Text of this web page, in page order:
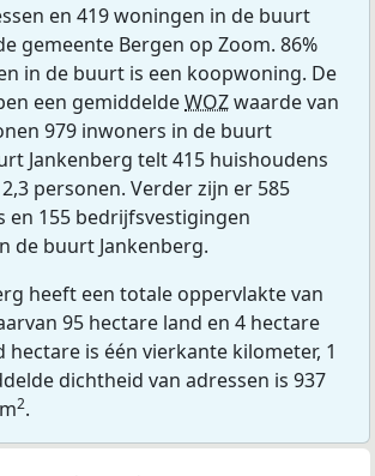
en 419 woningen in de buurt
gemeente Bergen op Zoom. 86%
in de buurt is een koopwoning. De
een gemiddeldeWOZwaarde van
979 inwoners in de buurt
Jankenberg telt 415 huishoudens
personen. Verder zijn er 585
en 155 bedrijfsvestigingen
de buurt Jankenberg.
heeft een totale oppervlakte van
95 hectare land en 4 hectare
is één vierkante kilometer, 1
dichtheid van adressen is 937
2.